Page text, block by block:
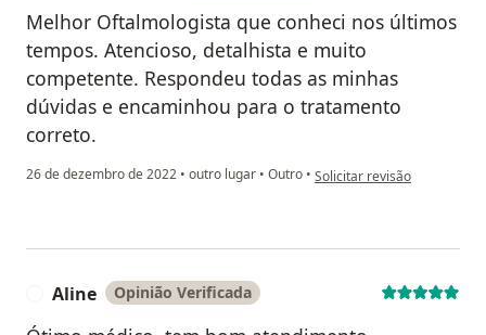
Melhor Oftalmologista que conheci nos últimos
tempos. Atencioso, detalhista e muito
competente. Respondeu todas as minhas
dúvidas e encaminhou para o tratamento
correto.
26 de dezembro de 2022 • outro lugar • Outro • na opinião do utilizador
Solicitar revisão
Aline Opinião Verificada